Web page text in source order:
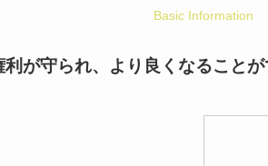
Basic Information
が守られ、より良くなること